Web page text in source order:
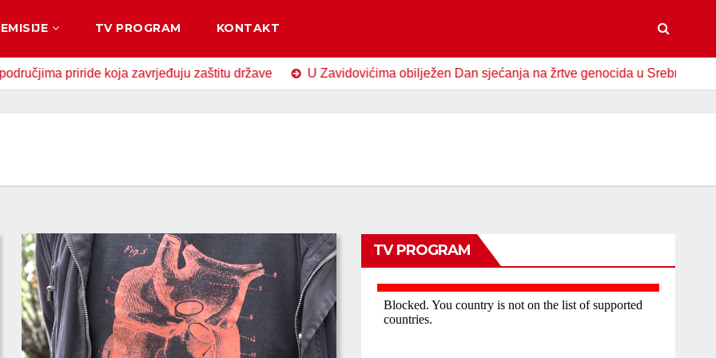
EMISIJE TV PROGRAM KONTAKT
koja zavrjeđuju zaštitu države U Zavidovićima obilježen Dan sjećanja na žrtve genocida u Srebrenici
TV PROGRAM